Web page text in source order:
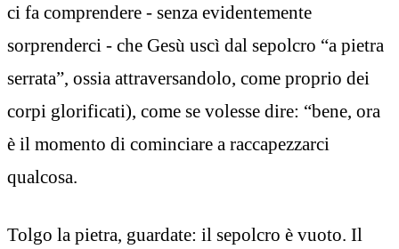
ci fa comprendere - senza evidentemente
sorprenderci - che Gesù uscì dal sepolcro “a pietra
serrata”, ossia attraversandolo, come proprio dei
corpi glorificati), come se volesse dire: “bene, ora
è il momento di cominciare a raccapezzarci
qualcosa.
Tolgo la pietra, guardate: il sepolcro è vuoto. Il